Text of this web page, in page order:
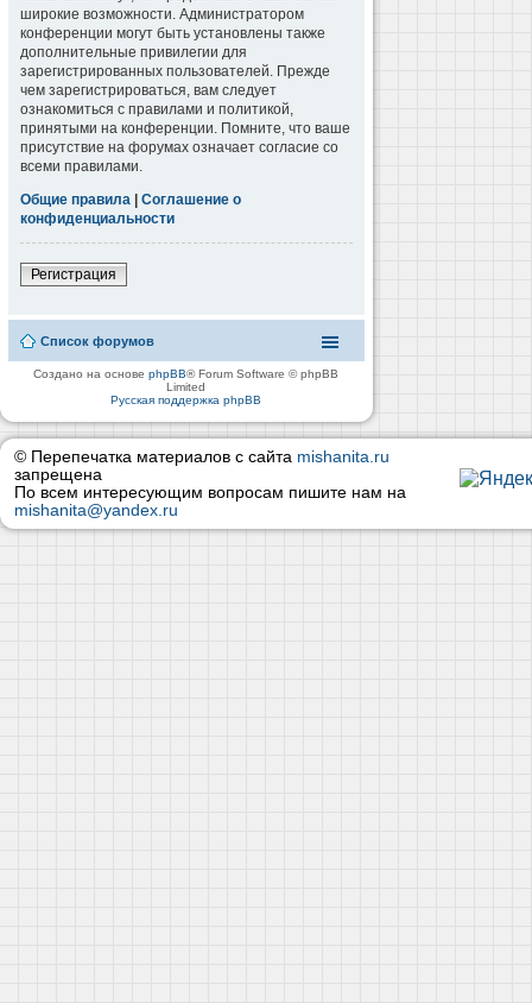
широкие возможности. Администратором
конференции могут быть установлены также
дополнительные привилегии для
зарегистрированных пользователей. Прежде
чем зарегистрироваться, вам следует
ознакомиться с правилами и политикой,
принятыми на конференции. Помните, что ваше
присутствие на форумах означает согласие со
всеми правилами.
Общие правила | Соглашение о
конфиденциальности
Регистрация
Список форумов
Создано на основеphpBB® Forum Software © phpBB
Limited
Русская поддержка phpBB
© Перепечатка материалов с сайта mishanita.ru
запрещена
По всем интересующим вопросам пишите нам на
mishanita@yandex.ru